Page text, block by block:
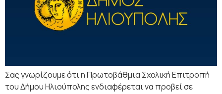
Σας γνωρίζουμε ότι η Πρωτοβάθμια Σχολική Επιτροπή
του Δήμου Ηλιούπολης ενδιαφέρεται να προβεί σε